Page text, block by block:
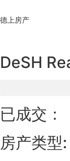
to
德上房产
DeSH
已成交：
房产类型